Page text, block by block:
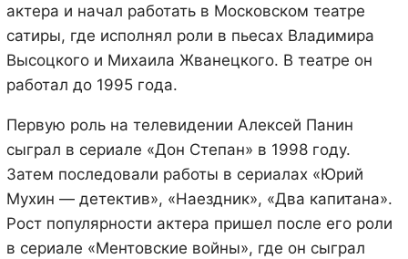
актера и начал работать в Московском театре
сатиры, где исполнял роли в пьесах Владимира
Высоцкого и Михаила Жванецкого. В театре он
работал до 1995 года.
Первую роль на телевидении Алексей Панин
сыграл в сериале «Дон Степан» в 1998 году.
Затем последовали работы в сериалах «Юрий
Мухин — детектив», «Наездник», «Два капитана».
Рост популярности актера пришел после его роли
в сериале «Ментовские войны», где он сыграл